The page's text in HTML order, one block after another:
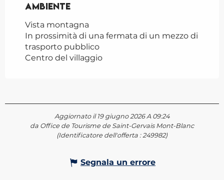
Ambiente
Ambiente
Vista montagna
In prossimità di una fermata di un mezzo di
trasporto pubblico
Centro del villaggio
Aggiornato il 19 giugno 2026 A 09:24
da Office de Tourisme de Saint-Gervais Mont-Blanc
(Identificatore dell'offerta :249982)
Segnala un errore